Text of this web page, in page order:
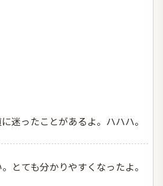
迷ったことがあるよ。ハハハ。
とても分かりやすくなったよ。